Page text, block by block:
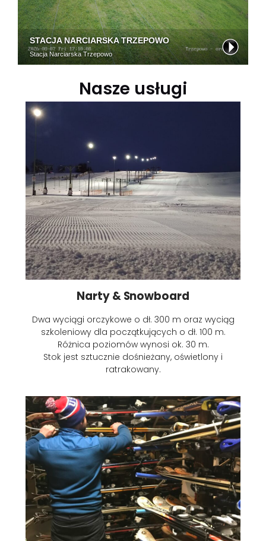
Nasze usługi
Narty & Snowboard
Dwa wyciągi orczykowe o dł. 300 m oraz wyciąg
szkoleniowy dla początkujących o dł. 100 m.
Różnica poziomów wynosi ok. 30 m.
Stok jest sztucznie dośnieżany, oświetlony i
ratrakowany.